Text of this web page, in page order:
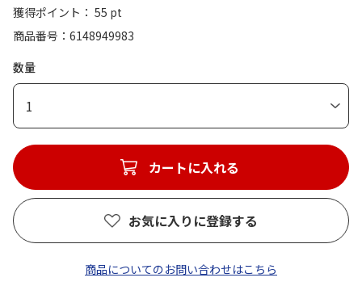
獲得ポイント： 55 pt
商品番号
6148949983
数量
1
カートに入れる
お気に入りに登録する
商品についてのお問い合わせはこちら